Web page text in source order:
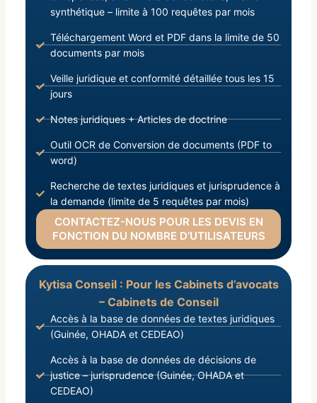
synthétique – limite à 100 requêtes par mois
Téléchargement Word et PDF dans la limite de 50
documents par mois
Veille juridique et conformité détaillée tous les 15
jours
Notes juridiques + Articles de doctrine
Outil OCR de Conversion de documents (PDF to
word)
Recherche de textes juridiques et jurisprudence à
la demande (limite de 5 requêtes par mois)
CONTACTEZ-NOUS POUR LES DEVIS EN
FONCTION DU NOMBRE D’UTILISATEURS
Kytisa Conseil : Pour les Cabinets d’avocats
– Cabinets de Conseil
Accès à la base de données de textes juridiques
(Guinée, OHADA et CEDEAO)
Accès à la base de données de décisions de
justice – jurisprudence (Guinée, OHADA et
CEDEAO)